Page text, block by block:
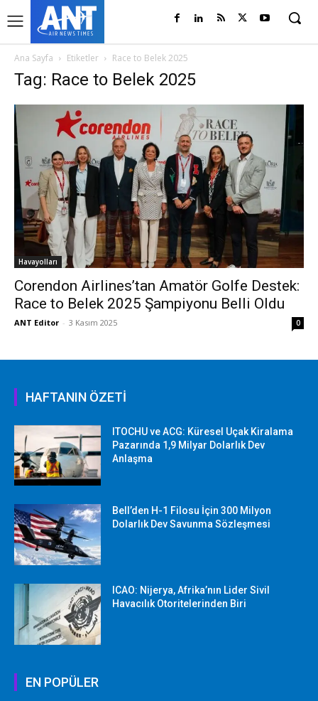
Ana Sayfa Etiketler Race to Belek 2025
Tag: Race to Belek 2025
Havayolları
Corendon Airlines’tan Amatör Golfe Destek:
Race to Belek 2025 Şampiyonu Belli Oldu
ANT Editor - 3 Kasım 2025 0
HAFTANIN ÖZETİ
ITOCHU ve ACG: Küresel Uçak Kiralama
Pazarında 1,9 Milyar Dolarlık Dev
Anlaşma
Bell’den H-1 Filosu İçin 300 Milyon
Dolarlık Dev Savunma Sözleşmesi
ICAO: Nijerya, Afrika’nın Lider Sivil
Havacılık Otoritelerinden Biri
EN POPÜLER